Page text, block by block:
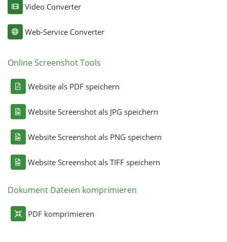
Video Converter
Web-Service Converter
Online Screenshot Tools
Website als PDF speichern
Website Screenshot als JPG speichern
Website Screenshot als PNG speichern
Website Screenshot als TIFF speichern
Dokument Dateien komprimieren
PDF komprimieren